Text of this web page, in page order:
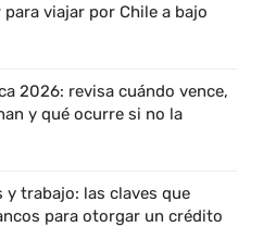
viajar por Chile a bajo
2026: revisa cuándo vence,
y qué ocurre si no la
y trabajo: las claves que
para otorgar un crédito